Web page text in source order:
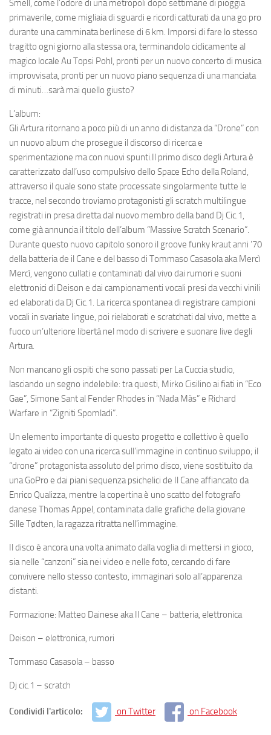
Smell, come l’odore di una metropoli dopo settimane di pioggia
primaverile, come migliaia di sguardi e ricordi catturati da una go pro
durante una camminata berlinese di 6 km. Imporsi di fare lo stesso
tragitto ogni giorno alla stessa ora, terminandolo ciclicamente al
magico locale Au Topsi Pohl, pronti per un nuovo concerto di musica
improvvisata, pronti per un nuovo piano sequenza di una manciata
di minuti…sarà mai quello giusto?
L’album:
Gli Artura ritornano a poco più di un anno di distanza da “Drone” con
un nuovo album che prosegue il discorso di ricerca e
sperimentazione ma con nuovi spunti.Il primo disco degli Artura è
caratterizzato dall’uso compulsivo dello Space Echo della Roland,
attraverso il quale sono state processate singolarmente tutte le
tracce, nel secondo troviamo protagonisti gli scratch multilingue
registrati in presa diretta dal nuovo membro della band Dj Cic.1,
come già annuncia il titolo dell’album “Massive Scratch Scenario”.
Durante questo nuovo capitolo sonoro il groove funky kraut anni ’70
della batteria de il Cane e del basso di Tommaso Casasola aka Mercì
Mercì, vengono cullati e contaminati dal vivo dai rumori e suoni
elettronici di Deison e dai campionamenti vocali presi da vecchi vinili
ed elaborati da Dj Cic.1. La ricerca spontanea di registrare campioni
vocali in svariate lingue, poi rielaborati e scratchati dal vivo, mette a
fuoco un’ulteriore libertà nel modo di scrivere e suonare live degli
Artura.
Non mancano gli ospiti che sono passati per La Cuccia studio,
lasciando un segno indelebile: tra questi, Mirko Cisilino ai fiati in “Eco
Gae”, Simone Sant al Fender Rhodes in “Nada Màs” e Richard
Warfare in “Zigniti Spomladi”.
Un elemento importante di questo progetto e collettivo è quello
legato ai video con una ricerca sull’immagine in continuo sviluppo; il
“drone” protagonista assoluto del primo disco, viene sostituito da
una GoPro e dai piani sequenza psichelici de Il Cane affiancato da
Enrico Qualizza, mentre la copertina è uno scatto del fotografo
danese Thomas Appel, contaminata dalle grafiche della giovane
Sille Tødten, la ragazza ritratta nell’immagine.
Il disco è ancora una volta animato dalla voglia di mettersi in gioco,
sia nelle “canzoni” sia nei video e nelle foto, cercando di fare
convivere nello stesso contesto, immaginari solo all’apparenza
distanti.
Formazione: Matteo Dainese aka Il Cane – batteria, elettronica
Deison – elettronica, rumori
Tommaso Casasola – basso
Dj cic.1 – scratch
Condividi l'articolo: on Twitter on Facebook